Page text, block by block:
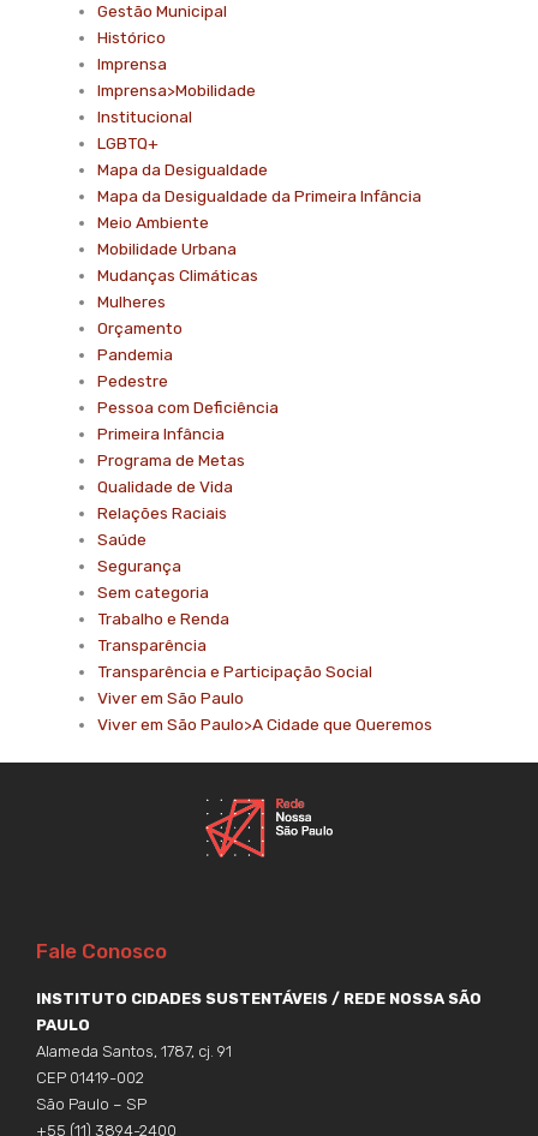
Gestão Municipal
Histórico
Imprensa
Imprensa>Mobilidade
Institucional
LGBTQ+
Mapa da Desigualdade
Mapa da Desigualdade da Primeira Infância
Meio Ambiente
Mobilidade Urbana
Mudanças Climáticas
Mulheres
Orçamento
Pandemia
Pedestre
Pessoa com Deficiência
Primeira Infância
Programa de Metas
Qualidade de Vida
Relações Raciais
Saúde
Segurança
Sem categoria
Trabalho e Renda
Transparência
Transparência e Participação Social
Viver em São Paulo
Viver em São Paulo>A Cidade que Queremos
Fale Conosco
INSTITUTO CIDADES SUSTENTÁVEIS / REDE NOSSA SÃO
PAULO
Alameda Santos, 1787, cj. 91
CEP 01419-002
São Paulo – SP
+55 (11) 3894-2400